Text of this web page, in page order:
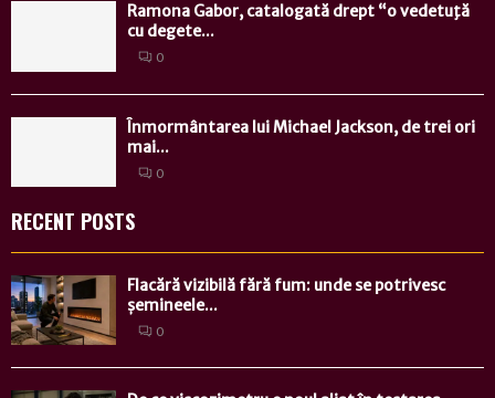
Ramona Gabor, catalogată drept “o vedetuţă
cu degete...
0
Înmormântarea lui Michael Jackson, de trei ori
mai...
0
RECENT POSTS
Flacără vizibilă fără fum: unde se potrivesc
șemineele...
0